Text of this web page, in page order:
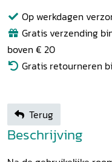
Op werkdagen
Gratis verzending
boven € 20
Gratis retourneren
Terug
Beschrijving